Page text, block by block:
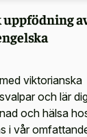
viktorianska
och lär
och hälsa
i vår